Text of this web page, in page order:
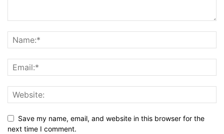
Save my name, email, and website in this browser for the
next time I comment.